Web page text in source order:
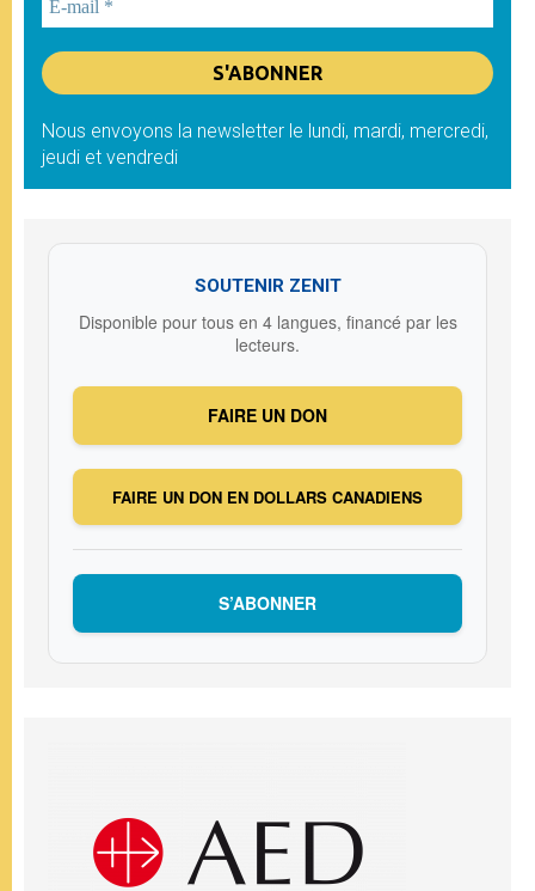
Nous envoyons la newsletter le lundi, mardi, mercredi,
jeudi et vendredi
SOUTENIR ZENIT
Disponible pour tous en 4 langues, financé par les
lecteurs.
FAIRE UN DON
FAIRE UN DON EN DOLLARS CANADIENS
S’ABONNER